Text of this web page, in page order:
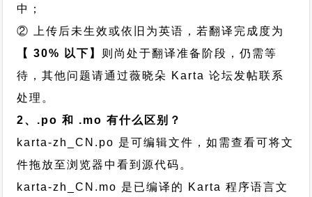
中；
② 上传后未生效或依旧为英语，若翻译完成度为
【 30% 以下】 则尚处于翻译准备阶段，仍需等
待，其他问题请通过薇晓朵 Karta 论坛发帖联系
处理。
2、.po 和 .mo 有什么区别？
karta-zh_CN.po 是可编辑文件，如需查看可将文
件拖放至浏览器中看到源代码。
karta-zh_CN.mo 是已编译的 Karta 程序语言文